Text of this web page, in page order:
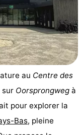
au Centre des
sur Oorsprongweg à
pour explorer la
Bas, pleine